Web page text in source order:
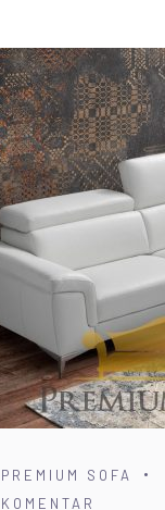
PREMIUM SOFA
KOMENTAR